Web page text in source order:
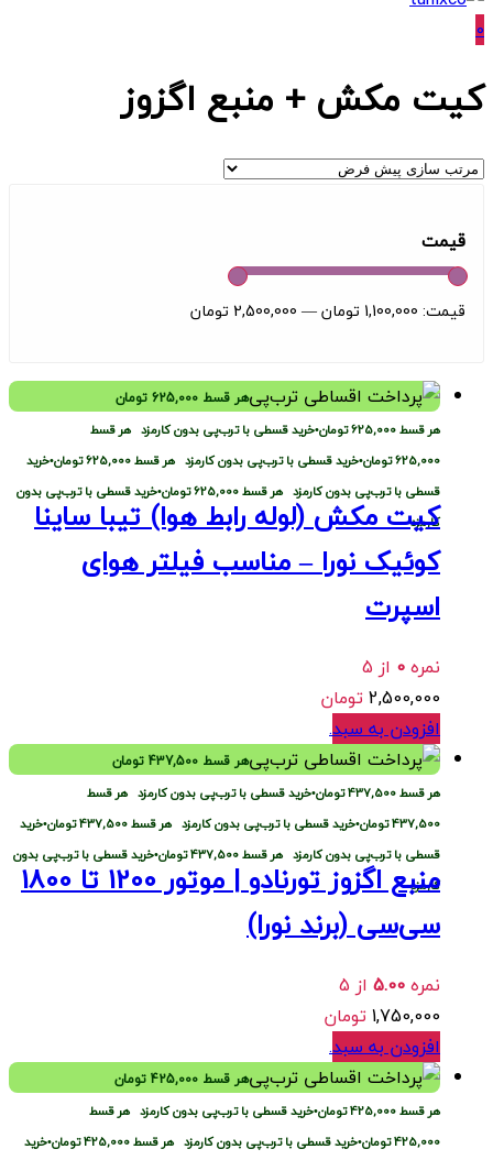
0
کیت مکش + منبع اگزوز
قیمت
قیمت: 1,100,000 تومان — 2,500,000 تومان
هر قسط 625,000تومان
هر قسط625,000تومان•خرید قسطی با ترب‌پی بدون کارمزد هر قسط
625,000تومان•خرید قسطی با ترب‌پی بدون کارمزد هر قسط625,000تومان•خرید
قسطی با ترب‌پی بدون کارمزد هر قسط625,000تومان•خرید قسطی با ترب‌پی بدون
کارمزد
کیت مکش (لوله رابط هوا) تیبا ساینا
کوئیک نورا – مناسب فیلتر هوای
اسپرت
نمره0 از 5
2,500,000تومان
افزودن به سبد.
هر قسط 437,500تومان
هر قسط437,500تومان•خرید قسطی با ترب‌پی بدون کارمزد هر قسط
437,500تومان•خرید قسطی با ترب‌پی بدون کارمزد هر قسط437,500تومان•خرید
قسطی با ترب‌پی بدون کارمزد هر قسط437,500تومان•خرید قسطی با ترب‌پی بدون
کارمزد
سی‌سی (برند نورا)
نمره5.00 از 5
1,750,000تومان
افزودن به سبد.
هر قسط 425,000تومان
هر قسط425,000تومان•خرید قسطی با ترب‌پی بدون کارمزد هر قسط
425,000تومان•خرید قسطی با ترب‌پی بدون کارمزد هر قسط425,000تومان•خرید